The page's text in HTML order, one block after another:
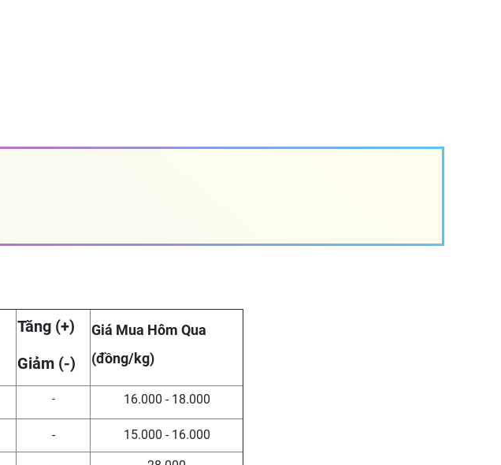
Tăng (+)
Giảm (-)
Giá Mua Hôm Qua
(đồng/kg)
- 16.000 - 18.000
- 15.000 - 16.000